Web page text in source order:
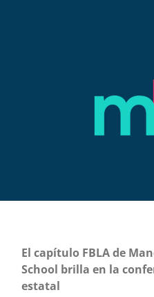
El capítulo FBLA de
School brilla en la
estatal